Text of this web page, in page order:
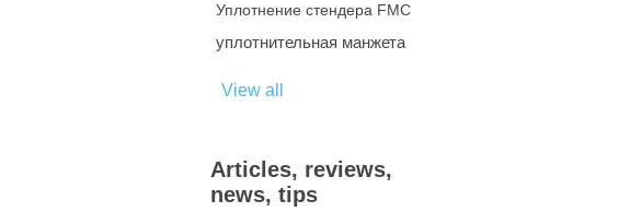
Уплотнение стендера FMC
уплотнительная манжета
View all
Articles, reviews,
news, tips